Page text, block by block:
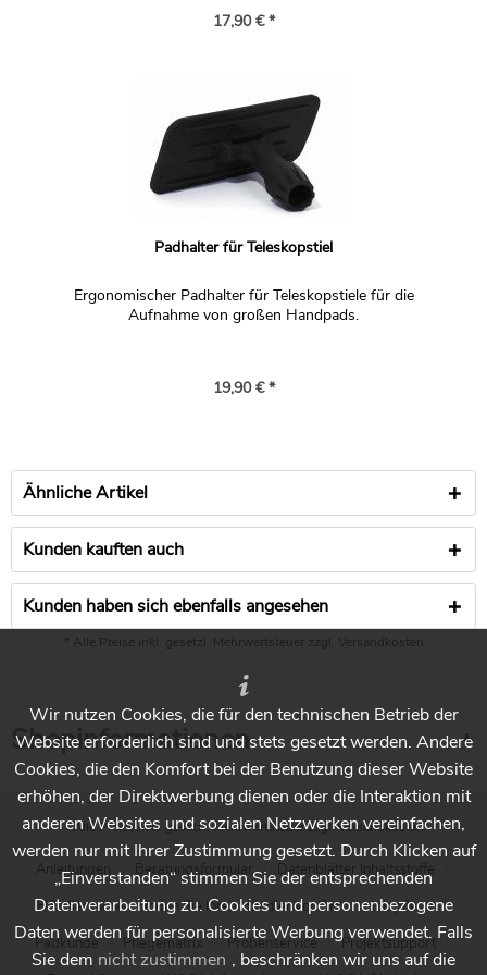
verschlossenen Plastikbeutel entsorgt werden.
17,90 € *
Padhalter für Teleskopstiel
Ergonomischer Padhalter für Teleskopstiele für die
Aufnahme von großen Handpads.
19,90 € *
Ähnliche Artikel
Kunden kauften auch
Kunden haben sich ebenfalls angesehen
* Alle Preise inkl. gesetzl. Mehrwertsteuer zzgl. Versandkosten
Shopinformationen
* Alle Preise inkl. gesetzl. Mehrwertsteuer zzgl.Versandkosten
Anleitungen Beratungsformular
Datenblätter Inhaltsstoffe
Händlersuche - Finden Sie Ihren Händler vor Ort
Holzpflege
Padkunde
Pflegematrix Probenservice
Projektsupport
Wir nutzen Cookies, die für den technischen Betrieb der
Website erforderlich sind und stets gesetzt werden. Andere
Cookies, die den Komfort bei der Benutzung dieser Website
erhöhen, der Direktwerbung dienen oder die Interaktion mit
anderen Websites und sozialen Netzwerken vereinfachen,
werden nur mit Ihrer Zustimmung gesetzt. Durch Klicken auf
„Einverstanden“ stimmen Sie der entsprechenden
Datenverarbeitung zu. Cookies und personenbezogene
Daten werden für personalisierte Werbung verwendet. Falls
Sie dem nicht zustimmen , beschränken wir uns auf die